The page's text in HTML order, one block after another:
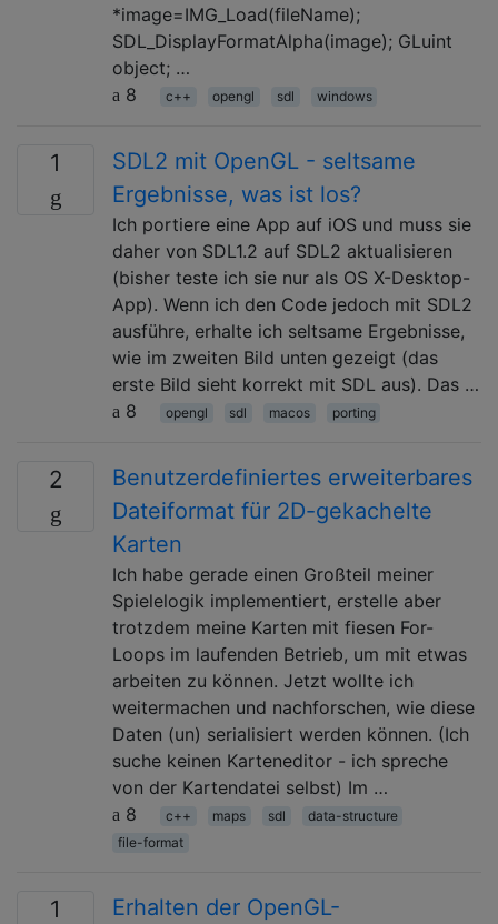
*image=IMG_Load(fileName);
SDL_DisplayFormatAlpha(image); GLuint
object; …
8
c++ opengl sdl windows
1
SDL2 mit OpenGL - seltsame
Ergebnisse, was ist los?
Ich portiere eine App auf iOS und muss sie
daher von SDL1.2 auf SDL2 aktualisieren
(bisher teste ich sie nur als OS X-Desktop-
App). Wenn ich den Code jedoch mit SDL2
ausführe, erhalte ich seltsame Ergebnisse,
wie im zweiten Bild unten gezeigt (das
erste Bild sieht korrekt mit SDL aus). Das …
8
opengl sdl macos porting
2
Benutzerdefiniertes erweiterbares
Dateiformat für 2D-gekachelte
Karten
Ich habe gerade einen Großteil meiner
Spielelogik implementiert, erstelle aber
trotzdem meine Karten mit fiesen For-
Loops im laufenden Betrieb, um mit etwas
arbeiten zu können. Jetzt wollte ich
weitermachen und nachforschen, wie diese
Daten (un) serialisiert werden können. (Ich
suche keinen Karteneditor - ich spreche
von der Kartendatei selbst) Im …
8
c++ maps sdl
data-structure
file-format
1
Erhalten der OpenGL-